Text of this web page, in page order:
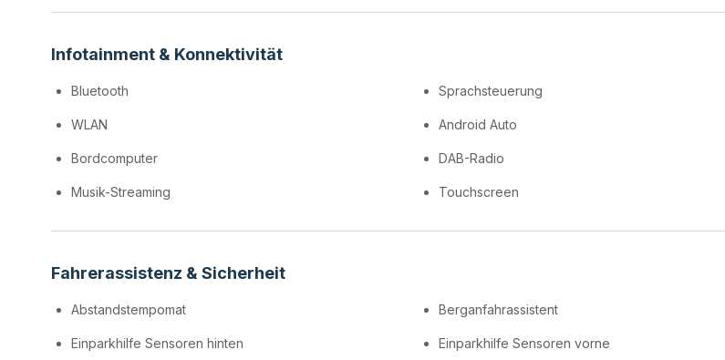
Infotainment & Konnektivität
Bluetooth Sprachsteuerung
WLAN Android Auto
Bordcomputer DAB-Radio
Musik-Streaming Touchscreen
Fahrerassistenz & Sicherheit
Abstandstempomat Berganfahrassistent
Einparkhilfe Sensoren hinten Einparkhilfe Sensoren vorne